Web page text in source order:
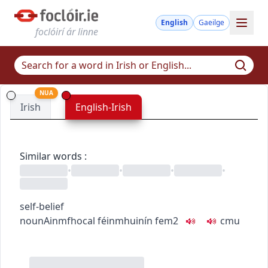
foclóirí ár linne
English Gaeilge
Irish
NUA
English-Irish
Similar words :
•
• • •
self-belief
nounAinmfhocal féinmhuinín fem2 cmu